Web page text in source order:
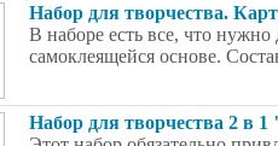
Набор для творчества.
В наборе есть все, что
самоклеящейся основе.
Набор для творчества 2 в